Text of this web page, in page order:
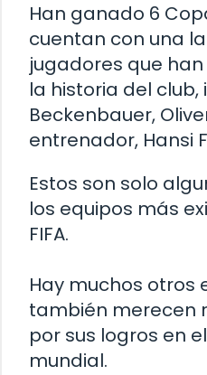
Han ganado 6
cuentan con una
jugadores que
la historia del club,
Beckenbauer,
entrenador, Hansi
Estos son solo
los equipos más
FIFA.
Hay muchos otros
también merecen
por sus logros en
mundial.